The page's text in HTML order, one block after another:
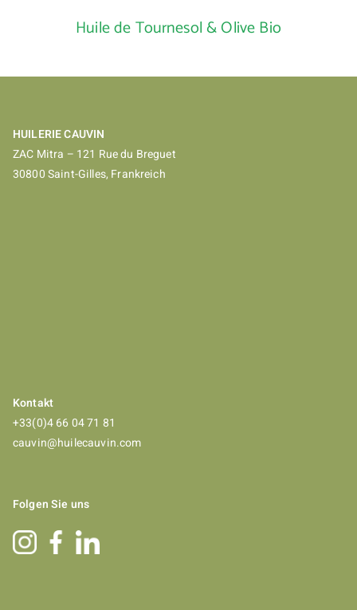
Huile de Tournesol & Olive Bio
HUILERIE CAUVIN
ZAC Mitra – 121 Rue du Breguet
30800 Saint-Gilles, Frankreich
Kontakt
+33(0)4 66 04 71 81
cauvin@huilecauvin.com
Folgen Sie uns